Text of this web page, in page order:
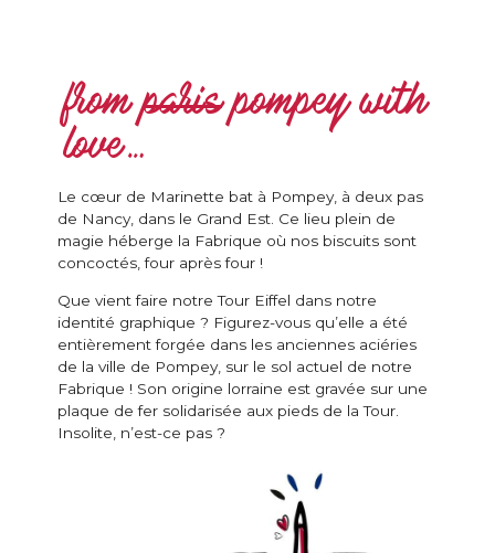
fromparispompey with
love…
Le cœur de Marinette bat à Pompey, à deux pas
de Nancy, dans le Grand Est. Ce lieu plein de
magie héberge la Fabrique où nos biscuits sont
concoctés, four après four !
Que vient faire notre Tour Eiffel dans notre
identité graphique ? Figurez-vous qu’elle a été
entièrement forgée dans les anciennes aciéries
de la ville de Pompey, sur le sol actuel de notre
Fabrique ! Son origine lorraine est gravée sur une
plaque de fer solidarisée aux pieds de la Tour.
Insolite, n’est-ce pas ?